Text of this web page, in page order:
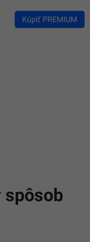
Kúpiť PREMIUM
spôsob